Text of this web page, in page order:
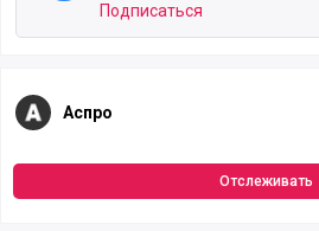
Подписаться
Аспро
Отслеживать